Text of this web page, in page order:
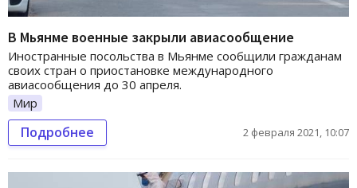
В Мьянме военные закрыли авиасообщение
Иностранные посольства в Мьянме сообщили гражданам
своих стран о приостановке международного
авиасообщения до 30 апреля.
Мир
Подробнее 2 февраля 2021, 10:07